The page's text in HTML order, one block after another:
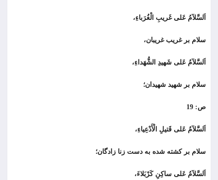
اَلسَّلآمُ عَلى غَريبِ الْغُرَباءِ،
سلام بر غريب غريبان،
اَلسَّلآمُ عَلى شَهيدِ الشُّهَداءِ،
سلام بر شهيد شهيدان؛
ص: 19
اَلسَّلآمُ عَلى قَتيلِ الْأَدْعِياءِ،
سلام بر كشته شده به دست زنا زادگان؛
اَلسَّلآمُ عَلى ساكِنِ كَرْبَلاءَ،